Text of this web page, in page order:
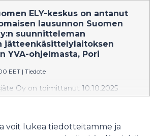
ELY-keskus on antanut
lausunnon Suomen
suunnitteleman
jätteenkäsittelylaitoksen
YVA-ohjelmasta, Pori
EET | Tiedote
Oy on toimittanut 10.10.2025
ELY-keskukselle
voit lukea tiedotteitamme ja